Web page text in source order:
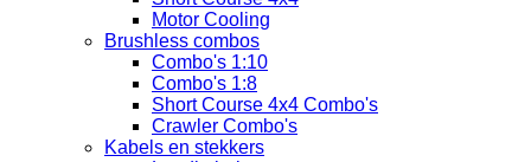
Motor Cooling
Brushless combos
Combo's 1:10
Combo's 1:8
Short Course 4x4 Combo's
Crawler Combo's
Kabels en stekkers